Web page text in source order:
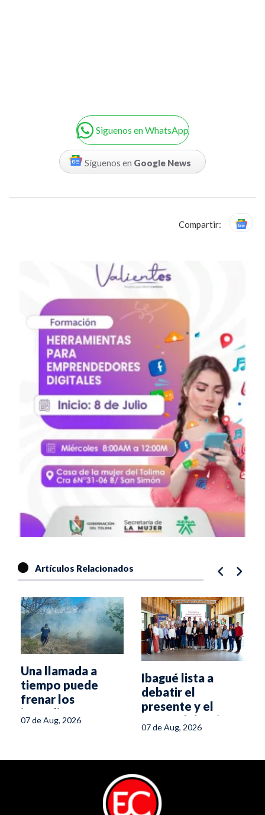
Siguenos en WhatsApp
Síguenos en Google News
Compartir:
Artículos Relacionados
Una llamada a
tiempo puede
frenar los
incendios
forestales en el
07 de Aug, 2026
Ibagué lista a
debatir el
presente y el
futuro del turismo
en el Tolima
07 de Aug, 2026